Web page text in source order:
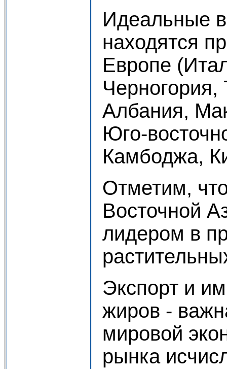
Идеальные
находятся
Европе
Албания,
Юго-
Камбоджа,
Отметим,
Восточной
лидером в
Экспорт и
жиров -
мировой
рынка